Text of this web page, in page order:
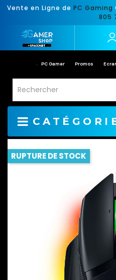
Vente en Ligne de PC Gaming
805
PC Gamer Promos
RUPTURE DE STOCK